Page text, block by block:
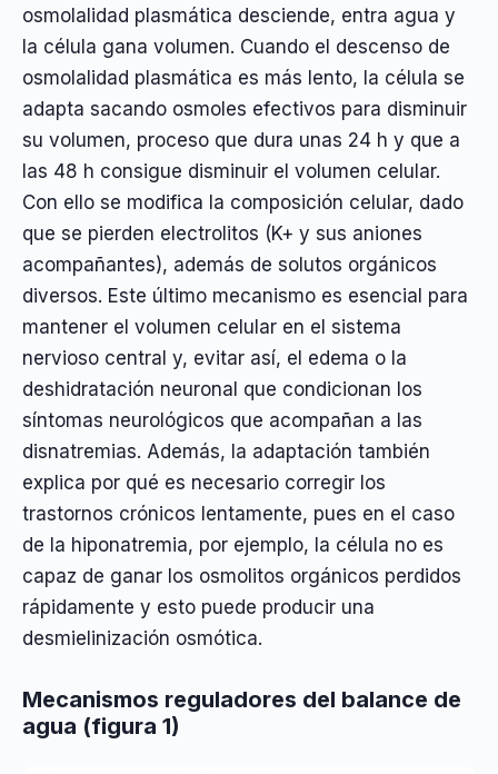
osmolalidad plasmática desciende, entra agua y
la célula gana volumen. Cuando el descenso de
osmolalidad plasmática es más lento, la célula se
adapta sacando osmoles efectivos para disminuir
su volumen, proceso que dura unas 24 h y que a
las 48 h consigue disminuir el volumen celular.
Con ello se modifica la composición celular, dado
que se pierden electrolitos (K+ y sus aniones
acompañantes), además de solutos orgánicos
diversos. Este último mecanismo es esencial para
mantener el volumen celular en el sistema
nervioso central y, evitar así, el edema o la
deshidratación neuronal que condicionan los
síntomas neurológicos que acompañan a las
disnatremias. Además, la adaptación también
explica por qué es necesario corregir los
trastornos crónicos lentamente, pues en el caso
de la hiponatremia, por ejemplo, la célula no es
capaz de ganar los osmolitos orgánicos perdidos
rápidamente y esto puede producir una
desmielinización osmótica.
Mecanismos reguladores del balance de
agua (figura 1)